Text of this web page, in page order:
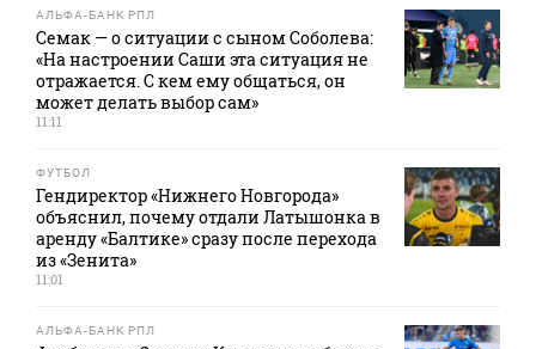
АЛЬФА-БАНК РПЛ
Семак — о ситуации с сыном Соболева:
«На настроении Саши эта ситуация не
отражается. С кем ему общаться, он
может делать выбор сам»
11:11
ФУТБОЛ
Гендиректор «Нижнего Новгорода»
объяснил, почему отдали Латышонка в
аренду «Балтике» сразу после перехода
из «Зенита»
11:01
АЛЬФА-БАНК РПЛ